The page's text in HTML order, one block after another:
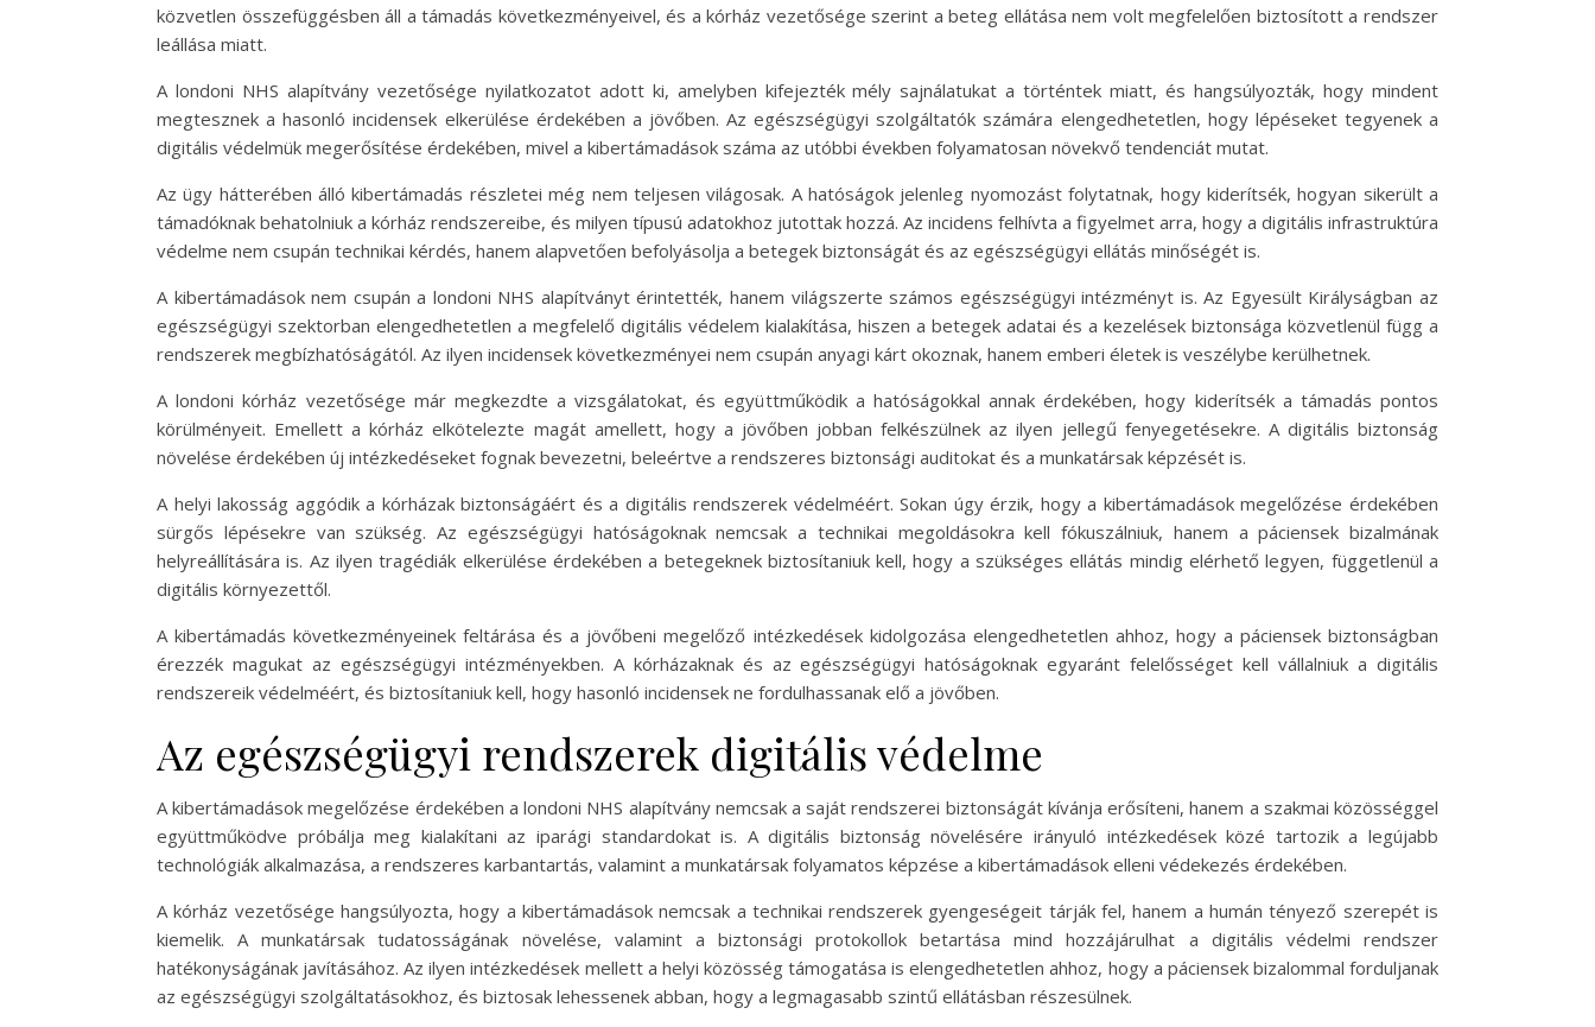
közvetlen összefüggésben áll a támadás következményeivel, és a kórház vezetősége szerint a beteg ellátása nem volt megfelelően biztosított a rendszer
leállása miatt.
A londoni NHS alapítvány vezetősége nyilatkozatot adott ki, amelyben kifejezték mély sajnálatukat a történtek miatt, és hangsúlyozták, hogy mindent
megtesznek a hasonló incidensek elkerülése érdekében a jövőben. Az egészségügyi szolgáltatók számára elengedhetetlen, hogy lépéseket tegyenek a
digitális védelmük megerősítése érdekében, mivel a kibertámadások száma az utóbbi években folyamatosan növekvő tendenciát mutat.
Az ügy hátterében álló kibertámadás részletei még nem teljesen világosak. A hatóságok jelenleg nyomozást folytatnak, hogy kiderítsék, hogyan sikerült a
támadóknak behatolniuk a kórház rendszereibe, és milyen típusú adatokhoz jutottak hozzá. Az incidens felhívta a figyelmet arra, hogy a digitális infrastruktúra
védelme nem csupán technikai kérdés, hanem alapvetően befolyásolja a betegek biztonságát és az egészségügyi ellátás minőségét is.
A kibertámadások nem csupán a londoni NHS alapítványt érintették, hanem világszerte számos egészségügyi intézményt is. Az Egyesült Királyságban az
egészségügyi szektorban elengedhetetlen a megfelelő digitális védelem kialakítása, hiszen a betegek adatai és a kezelések biztonsága közvetlenül függ a
rendszerek megbízhatóságától. Az ilyen incidensek következményei nem csupán anyagi kárt okoznak, hanem emberi életek is veszélybe kerülhetnek.
A londoni kórház vezetősége már megkezdte a vizsgálatokat, és együttműködik a hatóságokkal annak érdekében, hogy kiderítsék a támadás pontos
körülményeit. Emellett a kórház elkötelezte magát amellett, hogy a jövőben jobban felkészülnek az ilyen jellegű fenyegetésekre. A digitális biztonság
növelése érdekében új intézkedéseket fognak bevezetni, beleértve a rendszeres biztonsági auditokat és a munkatársak képzését is.
A helyi lakosság aggódik a kórházak biztonságáért és a digitális rendszerek védelméért. Sokan úgy érzik, hogy a kibertámadások megelőzése érdekében
sürgős lépésekre van szükség. Az egészségügyi hatóságoknak nemcsak a technikai megoldásokra kell fókuszálniuk, hanem a páciensek bizalmának
helyreállítására is. Az ilyen tragédiák elkerülése érdekében a betegeknek biztosítaniuk kell, hogy a szükséges ellátás mindig elérhető legyen, függetlenül a
digitális környezettől.
A kibertámadás következményeinek feltárása és a jövőbeni megelőző intézkedések kidolgozása elengedhetetlen ahhoz, hogy a páciensek biztonságban
érezzék magukat az egészségügyi intézményekben. A kórházaknak és az egészségügyi hatóságoknak egyaránt felelősséget kell vállalniuk a digitális
rendszereik védelméért, és biztosítaniuk kell, hogy hasonló incidensek ne fordulhassanak elő a jövőben.
Az egészségügyi rendszerek digitális védelme
A kibertámadások megelőzése érdekében a londoni NHS alapítvány nemcsak a saját rendszerei biztonságát kívánja erősíteni, hanem a szakmai közösséggel
együttműködve próbálja meg kialakítani az iparági standardokat is. A digitális biztonság növelésére irányuló intézkedések közé tartozik a legújabb
technológiák alkalmazása, a rendszeres karbantartás, valamint a munkatársak folyamatos képzése a kibertámadások elleni védekezés érdekében.
A kórház vezetősége hangsúlyozta, hogy a kibertámadások nemcsak a technikai rendszerek gyengeségeit tárják fel, hanem a humán tényező szerepét is
kiemelik. A munkatársak tudatosságának növelése, valamint a biztonsági protokollok betartása mind hozzájárulhat a digitális védelmi rendszer
hatékonyságának javításához. Az ilyen intézkedések mellett a helyi közösség támogatása is elengedhetetlen ahhoz, hogy a páciensek bizalommal forduljanak
az egészségügyi szolgáltatásokhoz, és biztosak lehessenek abban, hogy a legmagasabb szintű ellátásban részesülnek.